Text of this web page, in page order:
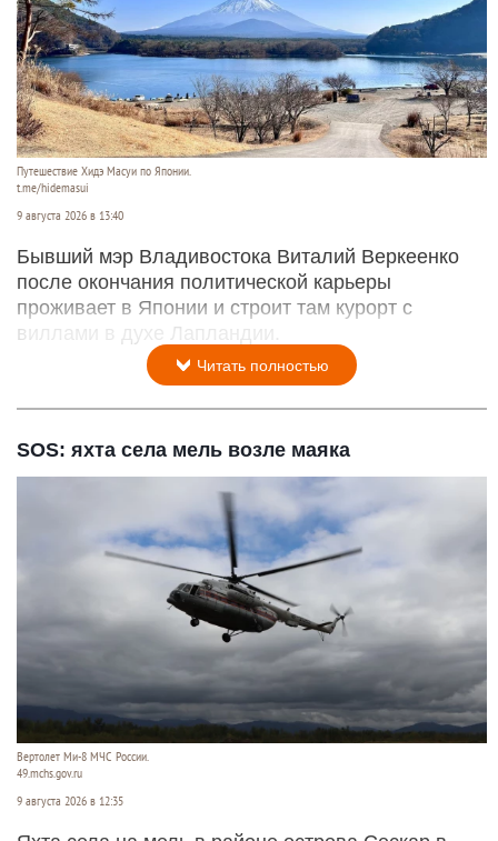
Путешествие Хидэ Масуи по Японии.
t.me/hidemasui
9 августа 2026 в 13:40
Бывший мэр Владивостока Виталий Веркеенко
после окончания политической карьеры
проживает в Японии и строит там курорт с
виллами в духе Лапландии.
Читать полностью
SOS: яхта села мель возле маяка
Вертолет Ми-8 МЧС России.
49.mchs.gov.ru
9 августа 2026 в 12:35